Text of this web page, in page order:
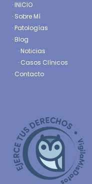
· INICIO
· Sobre Mí
· Patologías
· Blog
· Noticias
· Casos Clínicos
· Contacto